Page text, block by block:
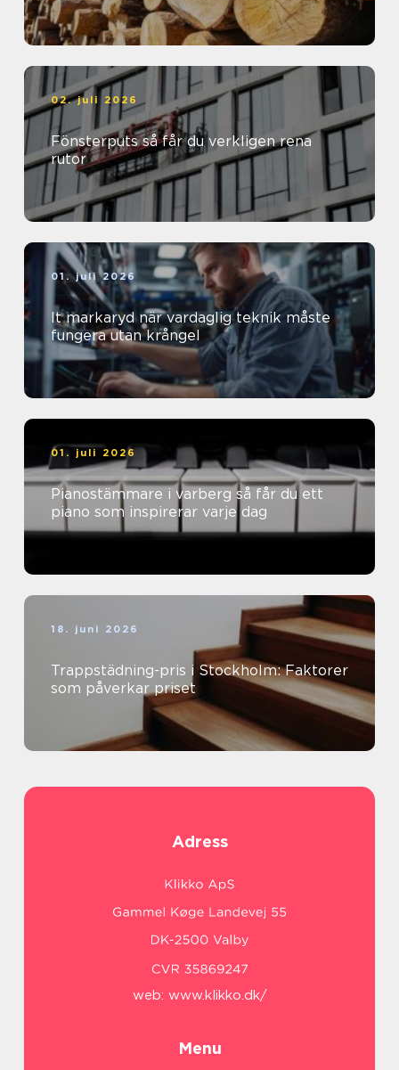
02. juli 2026
Fönsterputs så får du verkligen rena
rutor
01. juli 2026
It markaryd när vardaglig teknik måste
fungera utan krångel
01. juli 2026
Pianostämmare i varberg så får du ett
piano som inspirerar varje dag
18. juni 2026
Trappstädning-pris i Stockholm: Faktorer
som påverkar priset
Adress
web: www.klikko.dk/
Menu